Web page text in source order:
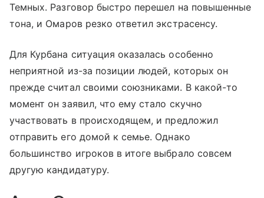
Темных. Разговор быстро перешел на повышенные
тона, и Омаров резко ответил экстрасенсу.
Для Курбана ситуация оказалась особенно
неприятной из-за позиции людей, которых он
прежде считал своими союзниками. В какой-то
момент он заявил, что ему стало скучно
участвовать в происходящем, и предложил
отправить его домой к семье. Однако
большинство игроков в итоге выбрало совсем
другую кандидатуру.